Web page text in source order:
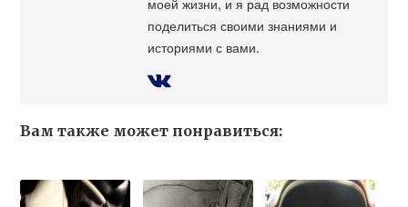
поделиться своими знаниями и
историями с вами.
Вам также может понравиться: